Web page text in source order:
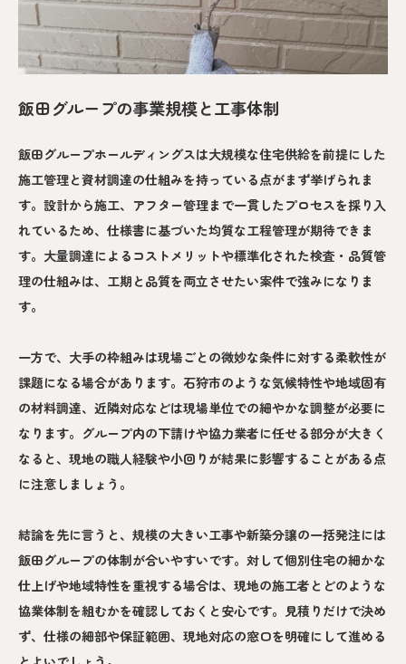
飯田グループの事業規模と工事体制
飯田グループホールディングスは大規模な住宅供給を前提にした
施工管理と資材調達の仕組みを持っている点がまず挙げられま
す。設計から施工、アフター管理まで一貫したプロセスを採り入
れているため、仕様書に基づいた均質な工程管理が期待できま
す。大量調達によるコストメリットや標準化された検査・品質管
理の仕組みは、工期と品質を両立させたい案件で強みになりま
す。
一方で、大手の枠組みは現場ごとの微妙な条件に対する柔軟性が
課題になる場合があります。石狩市のような気候特性や地域固有
の材料調達、近隣対応などは現場単位での細やかな調整が必要に
なります。グループ内の下請けや協力業者に任せる部分が大きく
なると、現地の職人経験や小回りが結果に影響することがある点
に注意しましょう。
結論を先に言うと、規模の大きい工事や新築分譲の一括発注には
飯田グループの体制が合いやすいです。対して個別住宅の細かな
仕上げや地域特性を重視する場合は、現地の施工者とどのような
協業体制を組むかを確認しておくと安心です。見積りだけで決め
ず、仕様の細部や保証範囲、現地対応の窓口を明確にして進める